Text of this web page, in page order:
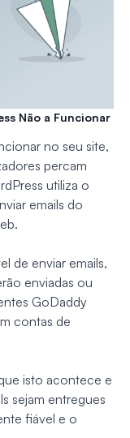
Não a Funcionar
no seu site,
percam
utiliza o
emails do
de enviar emails,
enviadas ou
GoDaddy
contas de
isto acontece e
sejam entregues
fiável e o